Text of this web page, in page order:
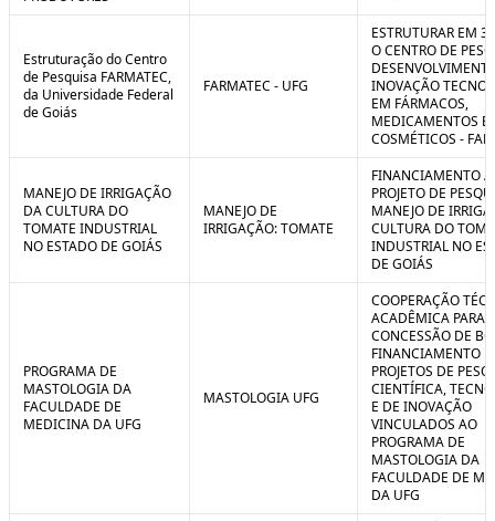
Estruturação do Centro
de Pesquisa FARMATEC,
da Universidade Federal
de Goiás
FARMATEC - UFG
ESTRUTURAR EM
O CENTRO DE
INOVAÇÃO
EM FÁRMACOS,
MEDICAMENTOS E
COSMÉTICOS -
MANEJO DE IRRIGAÇÃO
DA CULTURA DO
TOMATE INDUSTRIAL
NO ESTADO DE GOIÁS
MANEJO DE
IRRIGAÇÃO: TOMATE
FINANCIAMENTO
PROJETO DE
MANEJO DE
CULTURA DO
INDUSTRIAL NO
DE GOIÁS
PROGRAMA DE
MASTOLOGIA DA
FACULDADE DE
MEDICINA DA UFG
MASTOLOGIA UFG
COOPERAÇÃO
ACADÊMICA PARA
CONCESSÃO DE
FINANCIAMENTO
PROJETOS DE
CIENTÍFICA,
E DE INOVAÇÃO
VINCULADOS AO
PROGRAMA DE
MASTOLOGIA DA
FACULDADE DE
DA UFG